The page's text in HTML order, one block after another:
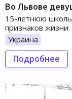
Во Львове
15-летнюю
признаков жизни
Украина
Подробнее